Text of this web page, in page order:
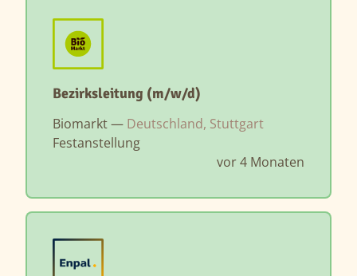
Bezirksleitung (m/w/d)
Biomarkt — Deutschland, Stuttgart
Festanstellung
vor 4 Monaten